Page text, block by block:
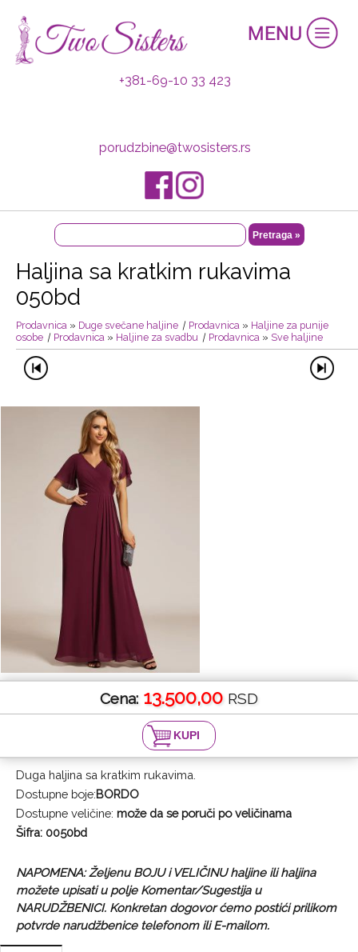
+381-69-10 33 423
porudzbine@twosisters.rs
Haljina sa kratkim rukavima
050bd
Prodavnica » Duge svečane haljine | Prodavnica » Haljine za punije
osobe | Prodavnica » Haljine za svadbu | Prodavnica » Sve haljine
Cena: 13.500,00 RSD
Duga haljina sa kratkim rukavima.
Dostupne boje:BORDO
Dostupne veličine: može da se poruči po veličinama
Šifra: 0050bd
NAPOMENA: Željenu BOJU i VELIČINU haljine ili haljina
možete upisati u polje Komentar/Sugestija u
NARUDŽBENICI. Konkretan dogovor ćemo postići prilikom
potvrde narudžbenice telefonom ili E-mailom.